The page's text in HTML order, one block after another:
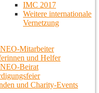
IMC 2017
Weitere internationale
Vernetzung
Mitarbeiter
und Helfer
Beirat
und Charity-Events